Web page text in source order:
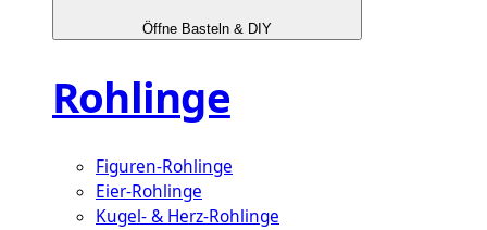
Öffne Basteln & DIY
Rohlinge
Figuren-Rohlinge
Eier-Rohlinge
Kugel- & Herz-Rohlinge